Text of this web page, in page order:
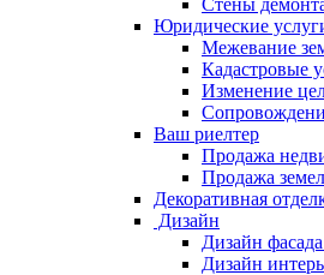
Стены
Юридические
Межевание
Кадастровые
Изменение
Ваш риелтер
Продажа
Продажа
Декоративная
Дизайн
Дизайн
Дизайн